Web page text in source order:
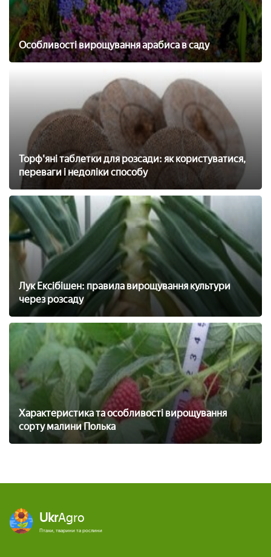
Особливості вирощування арабиса в саду
Торф'яні таблетки для розсади: як користуватися,
переваги і недоліки способу
Лук Ексібішен: правила вирощування культури
через розсаду
Характеристика та особливості вирощування
сорту малини Полька
UkrAgro
Птахи, тварини та рослини